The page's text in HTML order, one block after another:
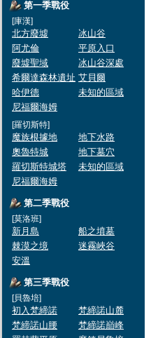
第一季戰役
[庫漢]
北方廢墟
冰山谷
阿尤倫
平原入口
廢墟聖域
冰山谷深處
希爾達森林遺址 艾貝爾
哈伊德
未知的區域
尼福爾海姆
[羅切斯特]
魔族根據地
地下水路
奧魯特城
地下墓穴
羅切斯特城塔
未知的區域
尼福爾海姆
第二季戰役
[莫洛班]
新月島
船之墳墓
棘漠之境
迷霧峽谷
安溫
第三季戰役
[貝魯培]
初入梵締諾
梵締諾山麓
梵締諾山腰
梵締諾巔峰